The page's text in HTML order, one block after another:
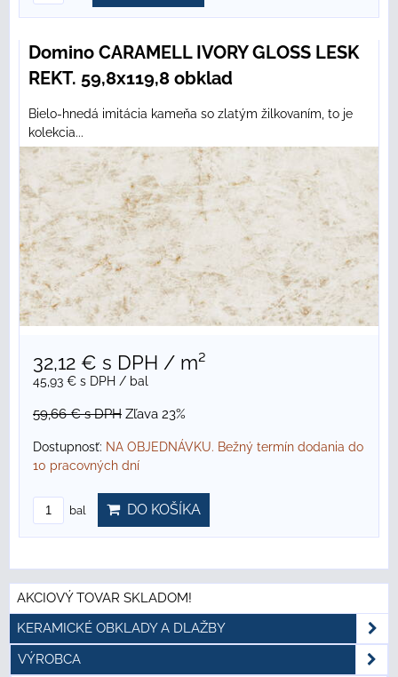
Domino CARAMELL IVORY GLOSS LESK
REKT. 59,8x119,8 obklad
Bielo-hnedá imitácia kameňa so zlatým žilkovaním, to je
kolekcia...
32,12 € s DPH / m²
45,93 € s DPH / bal
59,66 €s DPH Zľava 23%
Dostupnosť: NA OBJEDNÁVKU. Bežný termín dodania do
10 pracovných dní
bal DO KOŠÍKA
AKCIOVÝ TOVAR SKLADOM!
KERAMICKÉ OBKLADY A DLAŽBY
VÝROBCA